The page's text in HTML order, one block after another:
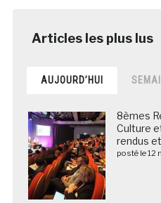
AUJOURD’HUI
8èmes
Culture
rendus
posté le 12